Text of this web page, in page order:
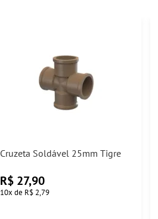
Cruzeta Soldável 25mm Tigre
R$ 27,90
10x de R$ 2,79